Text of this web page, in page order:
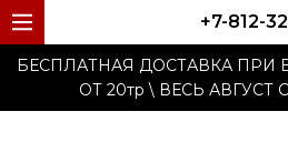
БЕСПЛАТНАЯ ДОСТАВКА ПРИ
ОТ 20тр \ ВЕСЬ АВГУСТ
+7-812-